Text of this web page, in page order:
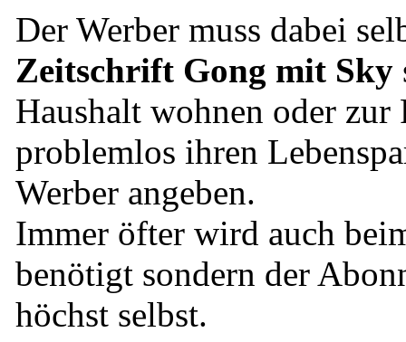
Der Werber muss dabei
Zeitschrift Gong mit Sky
Haushalt wohnen oder
problemlos ihren
Werber angeben.
Immer öfter wird auch
benötigt sondern der
höchst selbst.